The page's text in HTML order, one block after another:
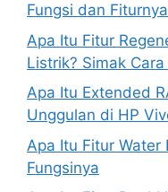
Fungsi dan Fiturnya
Apa Itu Fitur
Listrik? Simak
Apa Itu Extended
Unggulan di HP
Apa Itu Fitur Water
Fungsinya